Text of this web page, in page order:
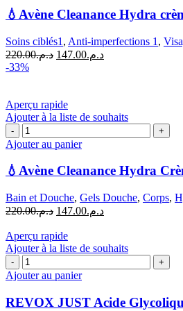
Avène
Cleanance
crème
apaisante
|
💧Avène Cleanance Hydra
Soins ciblés1 , Anti-imperfections 1 ,
د.م.220.00
Le
د.م.147.00
Le
-33%
Aperçu rapide
Ajouter à la liste de souhaits
quantité
de
Avène
Cleanance
Hydra
Crème
Lavante
|
200
ml
Ajouter au panier
💧Avène Cleanance Hydra
Bain et Douche, Gels Douche, Corps,
د.م.220.00
Le
initial
était :
د.م.147.00
Le
est :
د.م.147.00.
Aperçu rapide
Ajouter à la liste de souhaits
quantité
de
REVOX
JUST
Ajouter au panier
REVOX JUST Acide